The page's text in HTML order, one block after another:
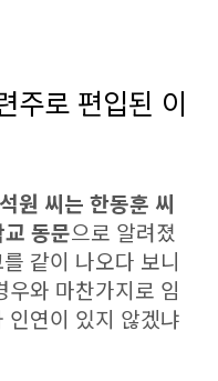
주로 편입된 이
원 씨는 한동훈 씨
동문으로 알려졌
같이 나오다 보니
와 마찬가지로 임
인연이 있지 않겠냐